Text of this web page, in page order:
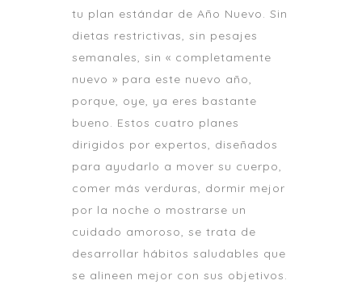
tu plan estándar de Año Nuevo. Sin
dietas restrictivas, sin pesajes
semanales, sin « completamente
nuevo » para este nuevo año,
porque, oye, ya eres bastante
bueno. Estos cuatro planes
dirigidos por expertos, diseñados
para ayudarlo a mover su cuerpo,
comer más verduras, dormir mejor
por la noche o mostrarse un
cuidado amoroso, se trata de
desarrollar hábitos saludables que
se alineen mejor con sus objetivos.